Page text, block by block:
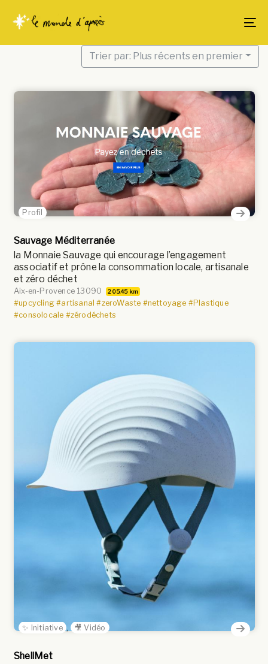
links
content
Trier par: Plus récents en premier
Profil
Sauvage Méditerranée
la Monnaie Sauvage qui encourage l’engagement
associatif et prône la consommation locale, artisanale
et zéro déchet
Aix-en-Provence 13090 205.45 km
#upcycling #artisanal #zeroWaste #nettoyage #Plastique
#consolocale #zérodéchets
✨ Initiative , 🎥 Vidéo
ShellMet